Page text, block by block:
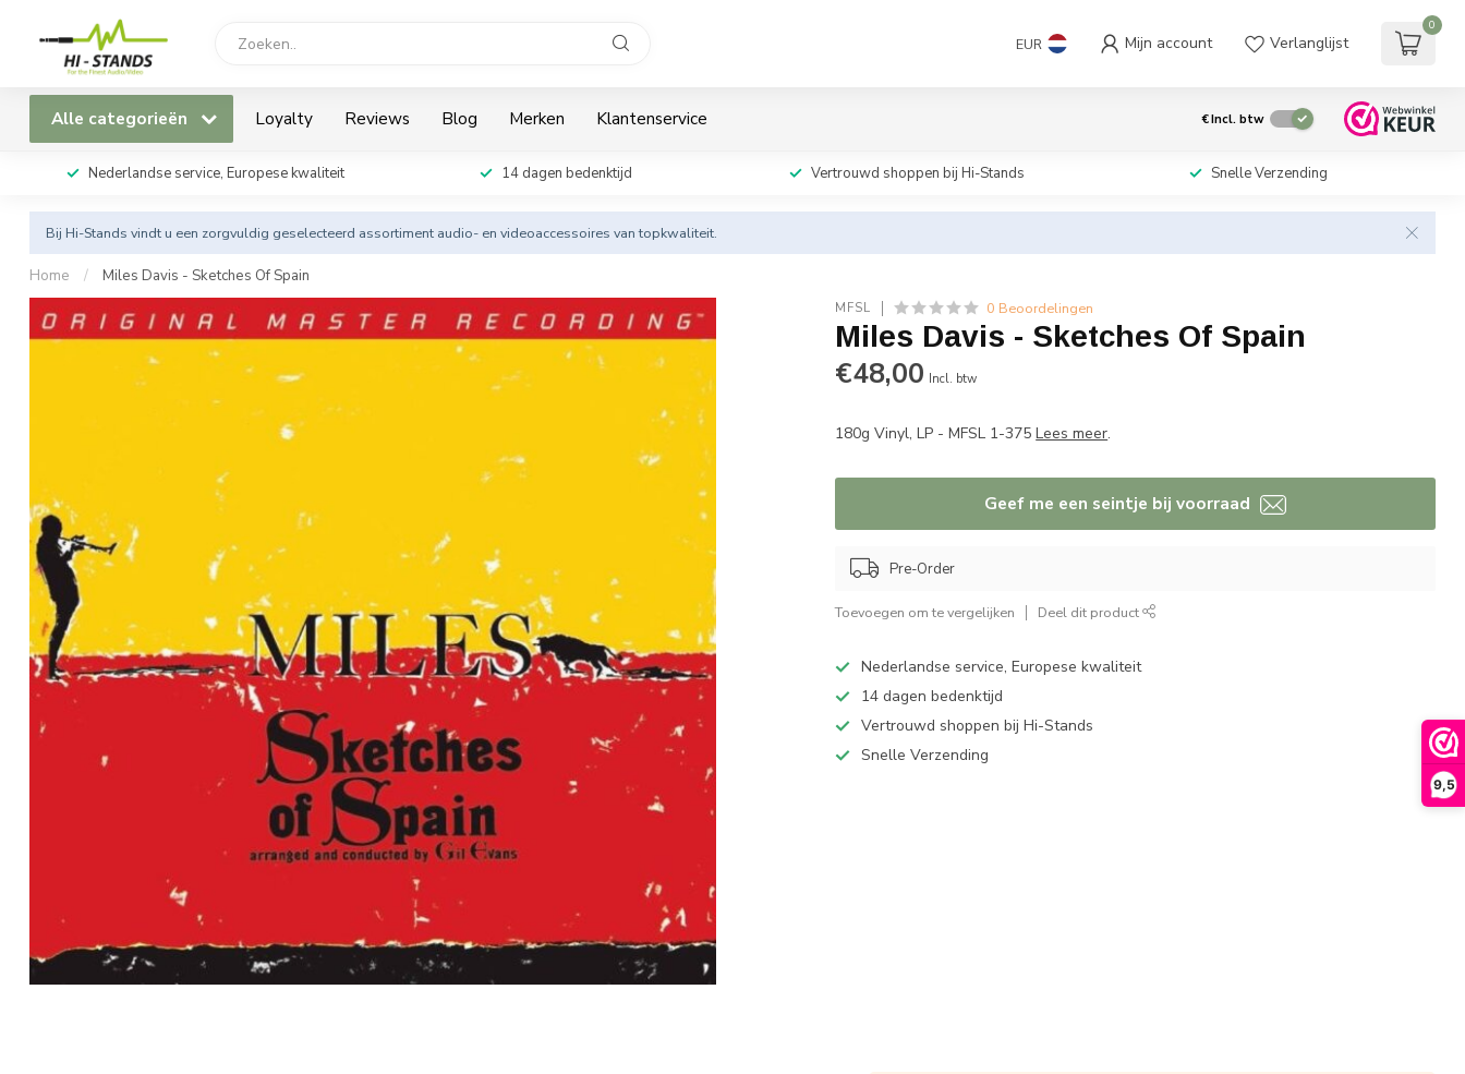
9,5
EUR Mijn account Verlanglijst
0
Alle categorieën Loyalty Reviews Blog Merken Klantenservice €Incl. btw
Nederlandse service, Europese kwaliteit 14 dagen bedenktijd Vertrouwd shoppen bij Hi-Stands Snelle Verzending
Bij Hi-Stands vindt u een zorgvuldig geselecteerd assortiment audio- en videoaccessoires van topkwaliteit.
Home / Miles Davis - Sketches Of Spain
MFSL 0 Beoordelingen
Miles Davis - Sketches Of Spain
€48,00 Incl. btw
180g Vinyl, LP - MFSL 1-375Lees meer.
Geef me een seintje bij voorraad
Pre-Order
Toevoegen om te vergelijken Deel dit product
Nederlandse service, Europese kwaliteit
14 dagen bedenktijd
Vertrouwd shoppen bij Hi-Stands
Snelle Verzending